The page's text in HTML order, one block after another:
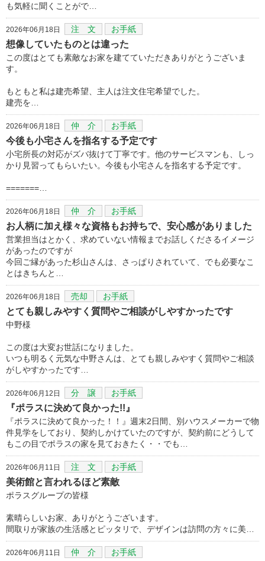
も気軽に聞くことがで…
2026年06月18日 注 文 お手紙
想像していたものとは違った
この度はとても素敵なお家を建てていただきありがとうございま
す。
もともと私は建売希望、主人は注文住宅希望でした。
建売を…
2026年06月18日 仲 介 お手紙
今後も小宅さんを指名する予定です
小宅所長の対応がズバ抜けて丁寧です。他のサービスマンも、しっ
かり見習ってもらいたい。今後も小宅さんを指名する予定です。
=======…
2026年06月18日 仲 介 お手紙
お人柄に加え様々な資格もお持ちで、安心感がありました
営業担当はとかく、求めていない情報までお話しくださるイメージ
があったのですが
今回ご縁があった杉山さんは、さっぱりされていて、でも必要なこ
とはきちんと…
2026年06月18日 売却 お手紙
とても親しみやすく質問やご相談がしやすかったです
中野様
この度は大変お世話になりました。
いつも明るく元気な中野さんは、とても親しみやすく質問やご相談
がしやすかったです…
2026年06月12日 分 譲 お手紙
『ポラスに決めて良かった!!』
『ポラスに決めて良かった！！』週末2日間、別ハウスメーカーで物
件見学をしており、契約しかけていたのですが、契約前にどうして
もこの目でポラスの家を見ておきたく・・でも…
2026年06月11日 注 文 お手紙
美術館と言われるほど素敵
ポラスグループの皆様
素晴らしいお家、ありがとうございます。
間取りが家族の生活感とピッタリで、デザインは訪問の方々に美…
2026年06月11日 仲 介 お手紙